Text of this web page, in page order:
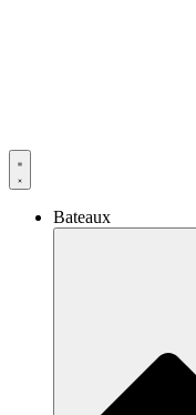
Bateaux